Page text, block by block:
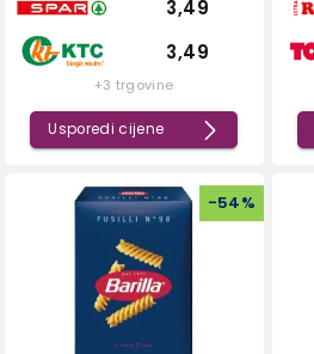
3,49
3,49
+3 trgovine
Usporedi cijene
-54%